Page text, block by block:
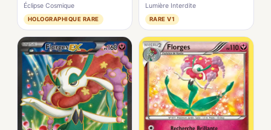
Éclipse Cosmique
HOLOGRAPHIQUE RARE
Lumière Interdite
RARE V1